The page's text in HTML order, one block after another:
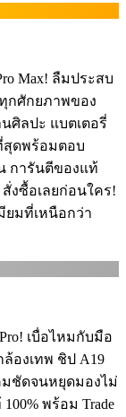
Max! ลืมประสบ
กศักยภาพของ
ศิลปะ แบตเตอรี่
สุดพร้อมตอบ
การันตีของแท้
สั่งซื้อเลยก่อนใคร!
ยมที่เหนือกว่า
เบื่อไหมกับมือ
ล้องเทพ ชิป A19
มชัดจนหยุดมองไม่
พร้อม Trade